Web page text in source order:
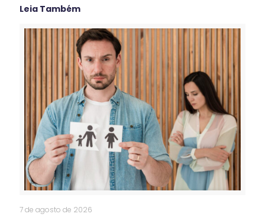
Leia Também
7 de agosto de 2026